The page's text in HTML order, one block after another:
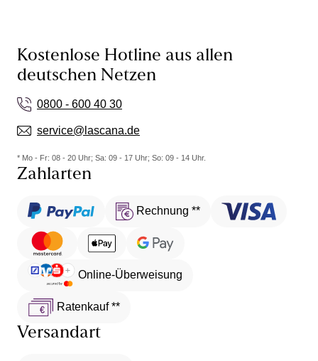
Kostenlose Hotline aus allen
deutschen Netzen
0800 - 600 40 30
service@lascana.de
* Mo - Fr: 08 - 20 Uhr; Sa: 09 - 17 Uhr; So: 09 - 14 Uhr.
Zahlarten
Rechnung **
Online-Überweisung
Ratenkauf **
Versandart